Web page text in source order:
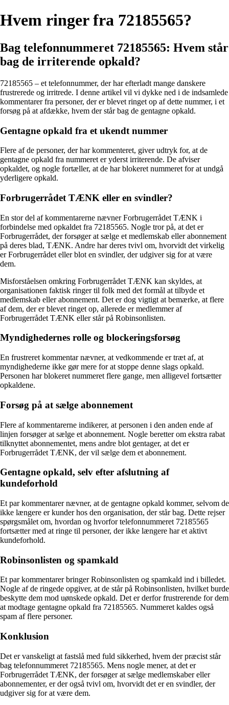
Hvem ringer fra 72185565?
Bag telefonnummeret 72185565: Hvem står
bag de irriterende opkald?
72185565 – et telefonnummer, der har efterladt mange danskere
frustrerede og irritrede. I denne artikel vil vi dykke ned i de indsamlede
kommentarer fra personer, der er blevet ringet op af dette nummer, i et
forsøg på at afdække, hvem der står bag de gentagne opkald.
Gentagne opkald fra et ukendt nummer
Flere af de personer, der har kommenteret, giver udtryk for, at de
gentagne opkald fra nummeret er yderst irriterende. De afviser
opkaldet, og nogle fortæller, at de har blokeret nummeret for at undgå
yderligere opkald.
Forbrugerrådet TÆNK eller en svindler?
En stor del af kommentarerne nævner Forbrugerrådet TÆNK i
forbindelse med opkaldet fra 72185565. Nogle tror på, at det er
Forbrugerrådet, der forsøger at sælge et medlemskab eller abonnement
på deres blad, TÆNK. Andre har deres tvivl om, hvorvidt det virkelig
er Forbrugerrådet eller blot en svindler, der udgiver sig for at være
dem.
Misforståelsen omkring Forbrugerrådet TÆNK kan skyldes, at
organisationen faktisk ringer til folk med det formål at tilbyde et
medlemskab eller abonnement. Det er dog vigtigt at bemærke, at flere
af dem, der er blevet ringet op, allerede er medlemmer af
Forbrugerrådet TÆNK eller står på Robinsonlisten.
Myndighedernes rolle og blockeringsforsøg
En frustreret kommentar nævner, at vedkommende er træt af, at
myndighederne ikke gør mere for at stoppe denne slags opkald.
Personen har blokeret nummeret flere gange, men alligevel fortsætter
opkaldene.
Forsøg på at sælge abonnement
Flere af kommentarerne indikerer, at personen i den anden ende af
linjen forsøger at sælge et abonnement. Nogle beretter om ekstra rabat
tilknyttet abonnementet, mens andre blot gentager, at det er
Forbrugerrådet TÆNK, der vil sælge dem et abonnement.
Gentagne opkald, selv efter afslutning af
kundeforhold
Et par kommentarer nævner, at de gentagne opkald kommer, selvom de
ikke længere er kunder hos den organisation, der står bag. Dette rejser
spørgsmålet om, hvordan og hvorfor telefonnummeret 72185565
fortsætter med at ringe til personer, der ikke længere har et aktivt
kundeforhold.
Robinsonlisten og spamkald
Et par kommentarer bringer Robinsonlisten og spamkald ind i billedet.
Nogle af de ringede opgiver, at de står på Robinsonlisten, hvilket burde
beskytte dem mod uønskede opkald. Det er derfor frustrerende for dem
at modtage gentagne opkald fra 72185565. Nummeret kaldes også
spam af flere personer.
Konklusion
Det er vanskeligt at fastslå med fuld sikkerhed, hvem der præcist står
bag telefonnummeret 72185565. Mens nogle mener, at det er
Forbrugerrådet TÆNK, der forsøger at sælge medlemskaber eller
abonnementer, er der også tvivl om, hvorvidt det er en svindler, der
udgiver sig for at være dem.